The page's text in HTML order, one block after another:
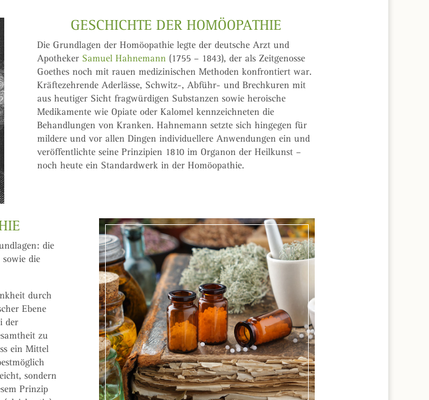
GESCHICHTE DER HOMÖOPATHIE
Die Grundlagen der Homöopathie legte der deutsche Arzt und
Apotheker Samuel Hahnemann(1755 – 1843), der als Zeitgenosse
Goethes noch mit rauen medizinischen Methoden konfrontiert war.
Kräftezehrende Aderlässe, Schwitz-, Abführ- und Brechkuren mit
aus heutiger Sicht fragwürdigen Substanzen sowie heroische
Medikamente wie Opiate oder Kalomel kennzeichneten die
Behandlungen von Kranken. Hahnemann setzte sich hingegen für
mildere und vor allen Dingen individuellere Anwendungen ein und
veröffentlichte seine Prinzipien 1810 im Organon der Heilkunst –
noch heute ein Standardwerk in der Homöopathie.
die
die
durch
Ebene
der
zu
ein Mittel
sondern
Prinzip